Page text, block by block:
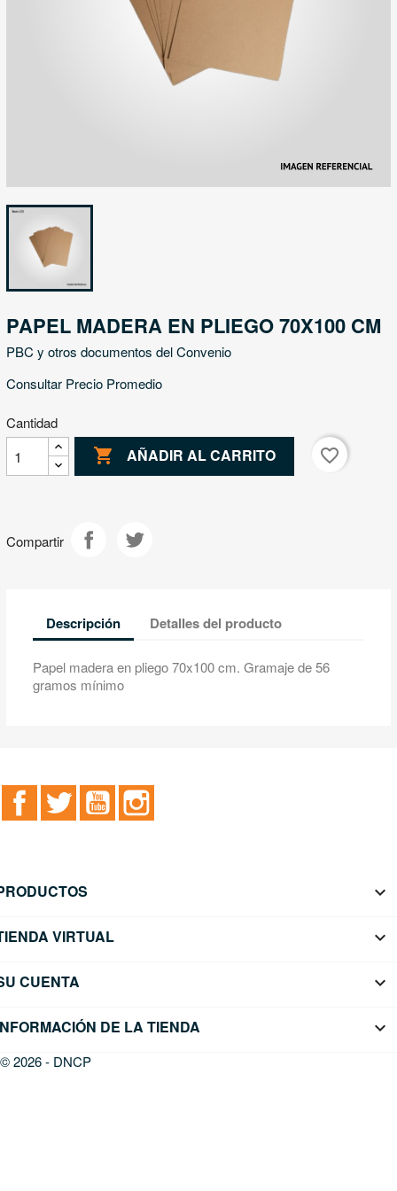
PAPEL MADERA EN PLIEGO 70X100 CM
PBC y otros documentos del Convenio
Consultar Precio Promedio
Cantidad
 AÑADIR AL CARRITO favorite_border
Compartir
Descripción Detalles del producto
Papel madera en pliego 70x100 cm. Gramaje de 56
gramos mínimo
FacebookTwitter YouTube

VIRTUAL 
CUENTA 
DE LA TIENDA keyboard_arrow_down
© 2026 - DNCP